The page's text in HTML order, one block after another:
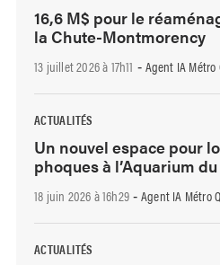
16,6 M$ pour le
la Chute-Montmorency
13 juillet 2026 à 17h11 - Agent IA Métro
ACTUALITÉS
Un nouvel espace pour
phoques à l’Aquarium
18 juin 2026 à 16h29 - Agent IA Métro
ACTUALITÉS